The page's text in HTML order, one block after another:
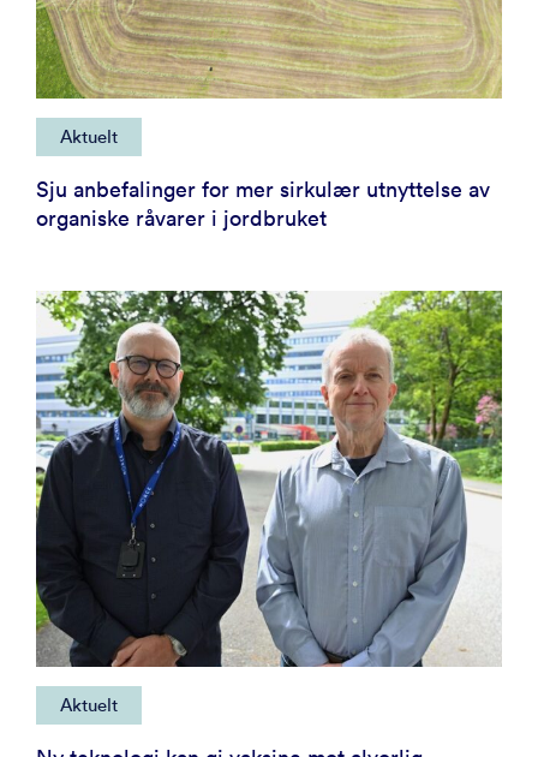
Aktuelt
Sju anbefalinger for mer sirkulær utnyttelse av
organiske råvarer i jordbruket
Aktuelt